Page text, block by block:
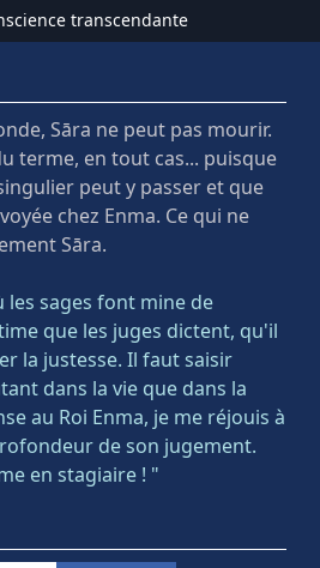
transcendante
Sāra ne peut pas mourir.
terme, en tout cas... puisque
peut y passer et que
chez Enma. Ce qui ne
Sāra.
les sages font mine de
que les juges dictent, qu'il
la justesse. Il faut saisir
dans la vie que dans la
au Roi Enma, je me réjouis à
de son jugement.
en stagiaire ! "